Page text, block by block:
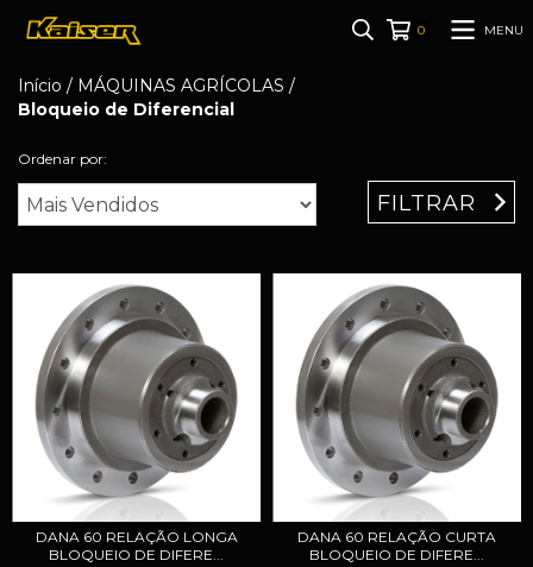
0 MENU
Início / MÁQUINAS AGRÍCOLAS /
Bloqueio de Diferencial
Ordenar por:
FILTRAR
DANA 60 RELAÇÃO LONGA
BLOQUEIO DE DIFERE...
DANA 60 RELAÇÃO CURTA
BLOQUEIO DE DIFERE...